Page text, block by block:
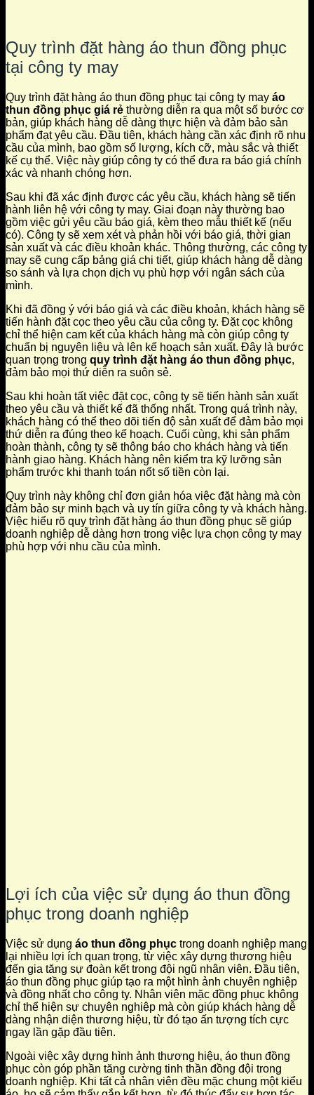
Quy trình đặt hàng áo thun đồng phục
tại công ty may
Quy trình đặt hàng áo thun đồng phục tại công ty may áo
thun đồng phục giá rẻ thường diễn ra qua một số bước cơ
bản, giúp khách hàng dễ dàng thực hiện và đảm bảo sản
phẩm đạt yêu cầu. Đầu tiên, khách hàng cần xác định rõ nhu
cầu của mình, bao gồm số lượng, kích cỡ, màu sắc và thiết
kế cụ thể. Việc này giúp công ty có thể đưa ra báo giá chính
xác và nhanh chóng hơn.
Sau khi đã xác định được các yêu cầu, khách hàng sẽ tiến
hành liên hệ với công ty may. Giai đoạn này thường bao
gồm việc gửi yêu cầu báo giá, kèm theo mẫu thiết kế (nếu
có). Công ty sẽ xem xét và phản hồi với báo giá, thời gian
sản xuất và các điều khoản khác. Thông thường, các công ty
may sẽ cung cấp bảng giá chi tiết, giúp khách hàng dễ dàng
so sánh và lựa chọn dịch vụ phù hợp với ngân sách của
mình.
Khi đã đồng ý với báo giá và các điều khoản, khách hàng sẽ
tiến hành đặt cọc theo yêu cầu của công ty. Đặt cọc không
chỉ thể hiện cam kết của khách hàng mà còn giúp công ty
chuẩn bị nguyên liệu và lên kế hoạch sản xuất. Đây là bước
quan trọng trong quy trình đặt hàng áo thun đồng phục,
đảm bảo mọi thứ diễn ra suôn sẻ.
Sau khi hoàn tất việc đặt cọc, công ty sẽ tiến hành sản xuất
theo yêu cầu và thiết kế đã thống nhất. Trong quá trình này,
khách hàng có thể theo dõi tiến độ sản xuất để đảm bảo mọi
thứ diễn ra đúng theo kế hoạch. Cuối cùng, khi sản phẩm
hoàn thành, công ty sẽ thông báo cho khách hàng và tiến
hành giao hàng. Khách hàng nên kiểm tra kỹ lưỡng sản
phẩm trước khi thanh toán nốt số tiền còn lại.
Quy trình này không chỉ đơn giản hóa việc đặt hàng mà còn
đảm bảo sự minh bạch và uy tín giữa công ty và khách hàng.
Việc hiểu rõ quy trình đặt hàng áo thun đồng phục sẽ giúp
doanh nghiệp dễ dàng hơn trong việc lựa chọn công ty may
phù hợp với nhu cầu của mình.
Lợi ích của việc sử dụng áo thun đồng
phục trong doanh nghiệp
Việc sử dụng áo thun đồng phục trong doanh nghiệp mang
lại nhiều lợi ích quan trọng, từ việc xây dựng thương hiệu
đến gia tăng sự đoàn kết trong đội ngũ nhân viên. Đầu tiên,
áo thun đồng phục giúp tạo ra một hình ảnh chuyên nghiệp
và đồng nhất cho công ty. Nhân viên mặc đồng phục không
chỉ thể hiện sự chuyên nghiệp mà còn giúp khách hàng dễ
dàng nhận diện thương hiệu, từ đó tạo ấn tượng tích cực
ngay lần gặp đầu tiên.
Ngoài việc xây dựng hình ảnh thương hiệu, áo thun đồng
phục còn góp phần tăng cường tinh thần đồng đội trong
doanh nghiệp. Khi tất cả nhân viên đều mặc chung một kiểu